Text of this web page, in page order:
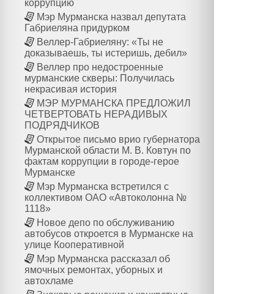
коррупцию
Мэр Мурманска назвал депутата
Габриеляна придурком
Веллер-Габриеляну: «Ты не
доказываешь, ты истеришь, дебил»
Веллер про недостроенные
мурманские скверы: Получилась
некрасивая история
МЭР МУРМАНСКА ПРЕДЛОЖИЛ
ЧЕТВЕРТОВАТЬ НЕРАДИВЫХ
ПОДРЯДЧИКОВ
Открытое письмо врио губернатора
Мурманской области М. В. Ковтун по
фактам коррупции в городе-герое
Мурманске
Мэр Мурманска встретился с
коллективом ОАО «Автоколонна №
1118»
Новое депо по обслуживанию
автобусов откроется в Мурманске на
улице Кооперативной
Мэр Мурманска рассказал об
ямочных ремонтах, уборных и
автохламе